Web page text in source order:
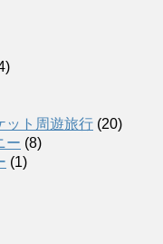
ット周遊旅行 (20)
ー (8)
(1)